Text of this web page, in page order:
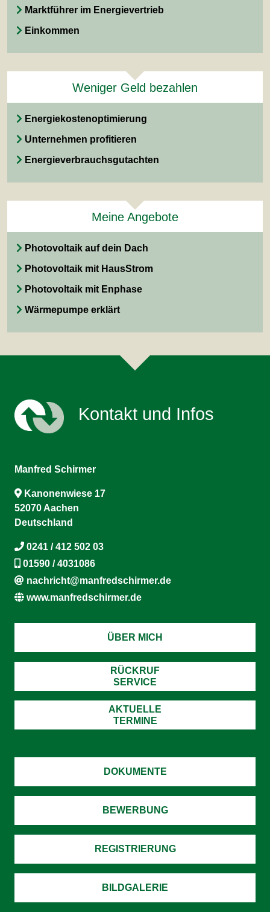
Marktführer im Energievertrieb
Einkommen
Weniger Geld bezahlen
Energiekostenoptimierung
Unternehmen profitieren
Energieverbrauchsgutachten
Meine Angebote
Photovoltaik auf dein Dach
Photovoltaik mit HausStrom
Photovoltaik mit Enphase
Wärmepumpe erklärt
Kontakt und Infos
Manfred Schirmer
Kanonenwiese 17
52070 Aachen
Deutschland
0241 / 412 502 03
01590 / 4031086
nachricht@manfredschirmer.de
www.manfredschirmer.de
ÜBER MICH
RÜCKRUF
SERVICE
AKTUELLE
TERMINE
DOKUMENTE
BEWERBUNG
REGISTRIERUNG
BILDGALERIE